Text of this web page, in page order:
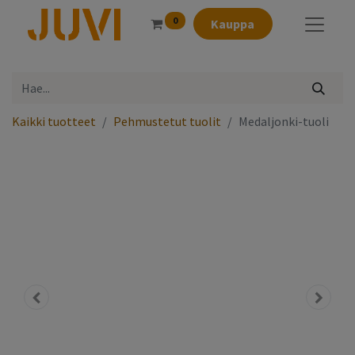
0 Kauppa
Kaikki tuotteet Pehmustetut tuolit Medaljonki-tuoli